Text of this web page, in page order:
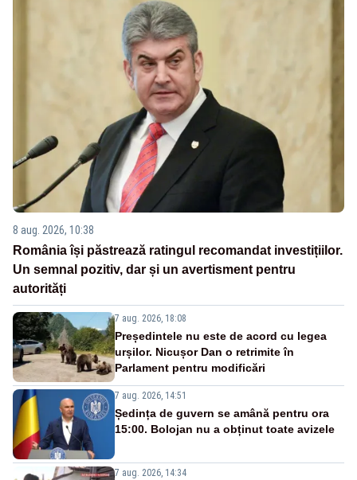
8 aug. 2026, 10:38
România își păstrează ratingul recomandat investițiilor.
Un semnal pozitiv, dar și un avertisment pentru
autorități
7 aug. 2026, 18:08
Președintele nu este de acord cu legea
urșilor. Nicușor Dan o retrimite în
Parlament pentru modificări
7 aug. 2026, 14:51
Ședința de guvern se amână pentru ora
15:00. Bolojan nu a obținut toate avizele
7 aug. 2026, 14:34